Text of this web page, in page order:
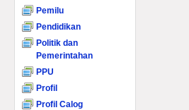
Pemilu
Pendidikan
Politik dan
Pemerintahan
PPU
Profil
Profil Calog